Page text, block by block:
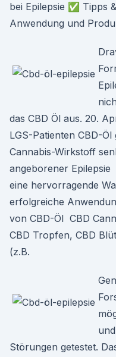
bei Epilepsie ✅ Tipps
Anwendung und
das CBD Öl aus. 20.
LGS-Patienten CBD-
Cannabis-Wirkstoff
angeborener Epilepsie
eine hervorragende
erfolgreiche
von CBD-Öl CBD
CBD Tropfen, CBD
(z.B.
Störungen getestet.